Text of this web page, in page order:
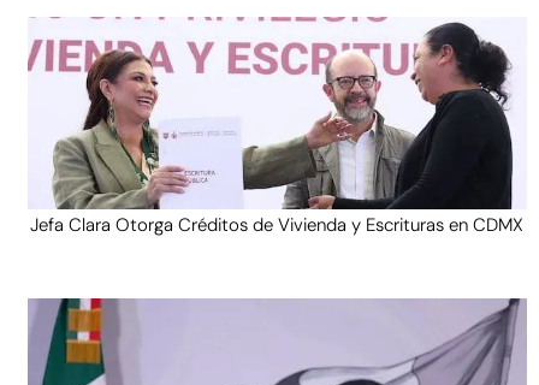
Jefa Clara Otorga Créditos de Vivienda y Escrituras en CDMX